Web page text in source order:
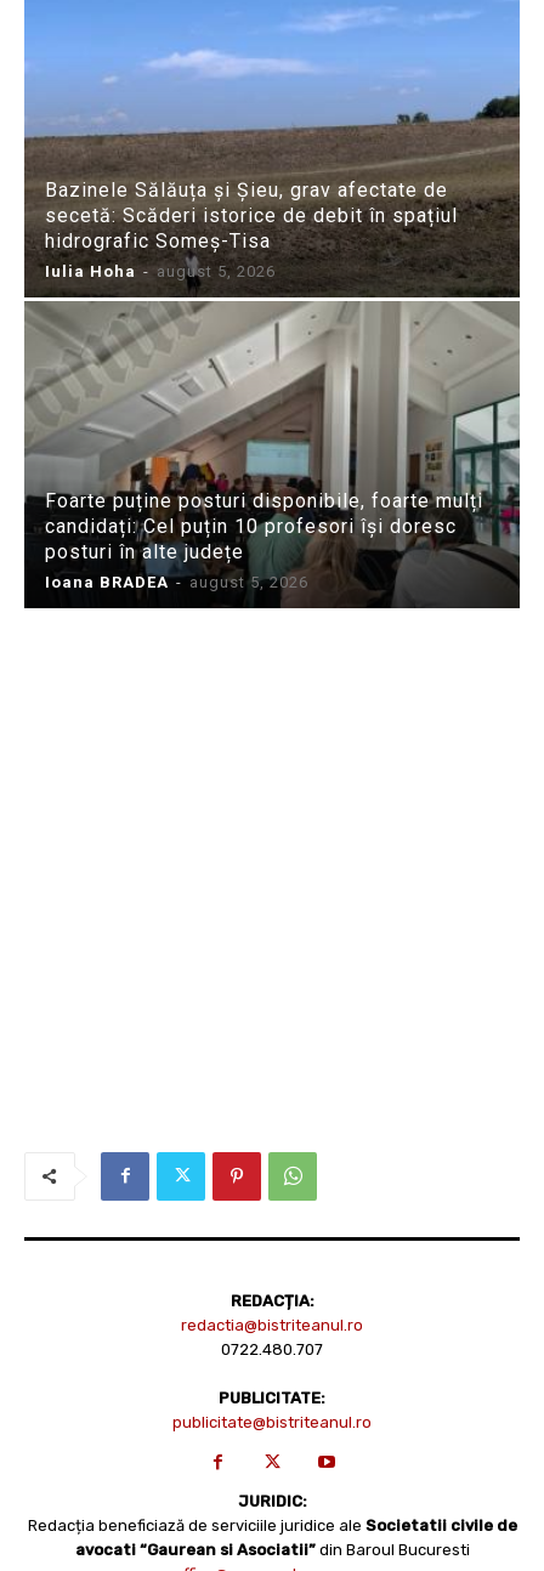
Bazinele Sălăuța și Șieu, grav afectate de
secetă: Scăderi istorice de debit în spațiul
hidrografic Someș-Tisa
Iulia Hoha - august 5, 2026
Foarte puține posturi disponibile, foarte mulți
candidați: Cel puțin 10 profesori își doresc
posturi în alte județe
Ioana BRADEA - august 5, 2026
REDACȚIA:
redactia@bistriteanul.ro
0722.480.707
PUBLICITATE:
publicitate@bistriteanul.ro
JURIDIC:
Redacția beneficiază de serviciile juridice ale Societatii civile de
avocati “Gaurean si Asociatii” din Baroul Bucuresti